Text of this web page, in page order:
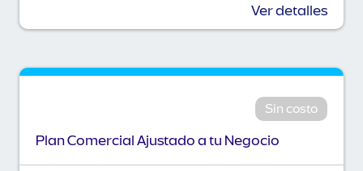
Ver detalles
Sin costo
Plan Comercial Ajustado a tu Negocio